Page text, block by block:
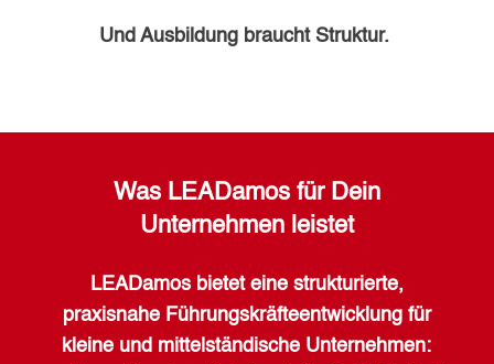
Und Ausbildung braucht Struktur.
Was LEADamos für Dein
Unternehmen leistet
LEADamos bietet eine strukturierte,
praxisnahe Führungskräfteentwicklung für
kleine und mittelständische Unternehmen: